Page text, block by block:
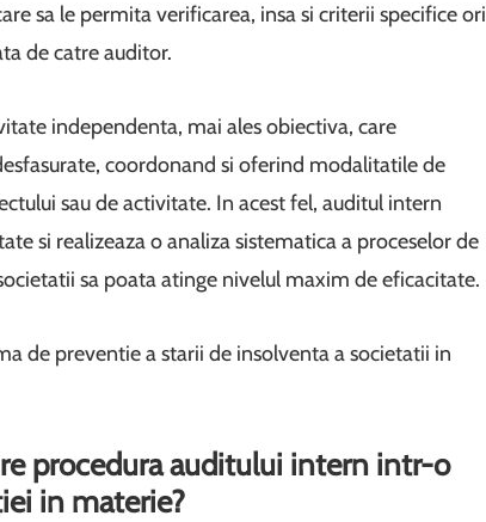
sa le permita verificarea, insa si criterii specifice ori
de catre auditor.
independenta, mai ales obiectiva, care
coordonand si oferind modalitatile de
sau de activitate. In acest fel, auditul intern
si realizeaza o analiza sistematica a proceselor de
sa poata atinge nivelul maxim de eficacitate.
de preventie a starii de insolventa a societatii in
procedura auditului intern intr-o
in materie?